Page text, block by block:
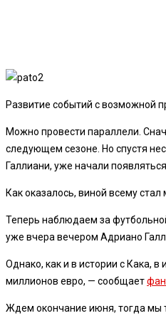
Развитие событий с возможной
Можно провести параллели.
следующем сезоне. Но спустя
Галлиани, уже начали
Как оказалось, виной всему
Теперь наблюдаем за
уже вчера вечером Адриано
Однако, как и в истории с Кака,
миллионов евро, — сообщает
Ждем окончание июня, тогда мы